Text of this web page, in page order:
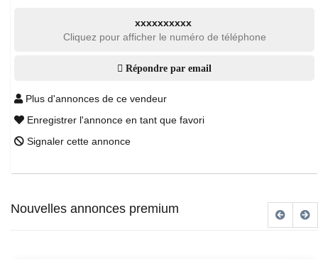
xxxxxxxxxx
Cliquez pour afficher le numéro de téléphone
Répondre par email
Plus d'annonces de ce vendeur
Enregistrer l'annonce en tant que favori
Signaler cette annonce
Nouvelles annonces premium